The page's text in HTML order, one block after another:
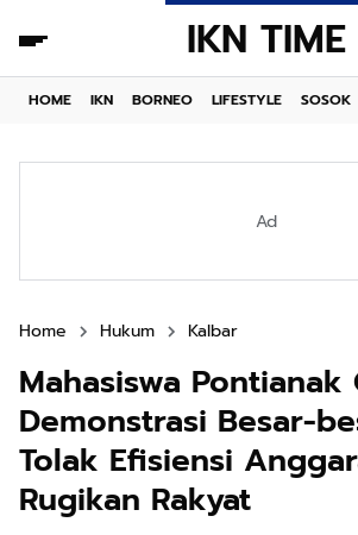
IKN TIME
HOME IKN BORNEO LIFESTYLE SOSOK
Ad
Home Hukum Kalbar
Mahasiswa Pontianak
Demonstrasi Besar-
Tolak Efisiensi
Rugikan Rakyat